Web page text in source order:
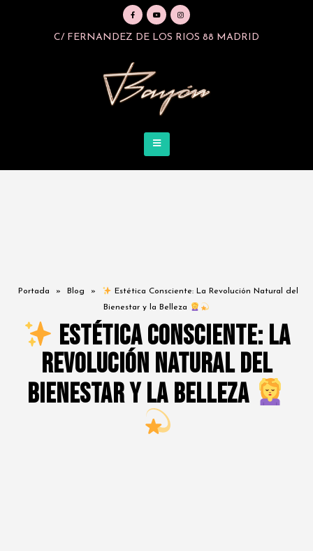
C/ FERNANDEZ DE LOS RIOS 88 MADRID
Portada » Blog »
Estética Consciente: La Revolución Natural del
Bienestar y la Belleza
Estética Consciente: La
Revolución Natural del
Bienestar y la Belleza